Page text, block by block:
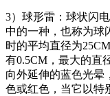
3）球形雷：球状闪
中的一种，也称为球
时的平均直径为
有0.5CM，最大的直
向外延伸的蓝色光晕
色或红色，当它以特